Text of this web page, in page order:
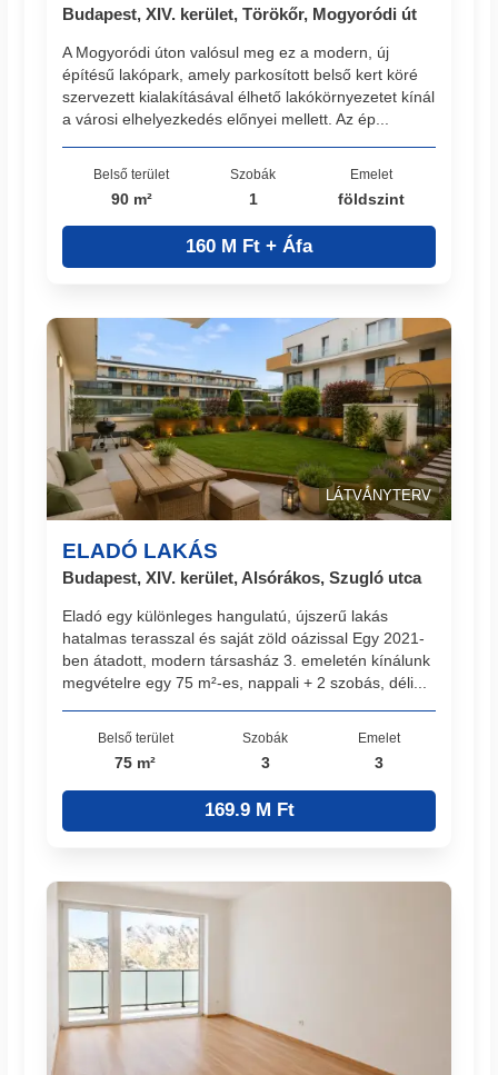
Budapest, XIV. kerület, Törökőr, Mogyoródi út
A Mogyoródi úton valósul meg ez a modern, új
építésű lakópark, amely parkosított belső kert köré
szervezett kialakításával élhető lakókörnyezetet kínál
a városi elhelyezkedés előnyei mellett. Az ép...
Belső terület
90 m²
Szobák
1
Emelet
földszint
160 M Ft + Áfa
LÁTVÁNYTERV
ELADÓ LAKÁS
Budapest, XIV. kerület, Alsórákos, Szugló utca
Eladó egy különleges hangulatú, újszerű lakás
hatalmas terasszal és saját zöld oázissal Egy 2021-
ben átadott, modern társasház 3. emeletén kínálunk
megvételre egy 75 m²-es, nappali + 2 szobás, déli...
Belső terület
75 m²
Szobák
3
Emelet
3
169.9 M Ft